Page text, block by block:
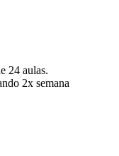
24 aulas.
2x semana